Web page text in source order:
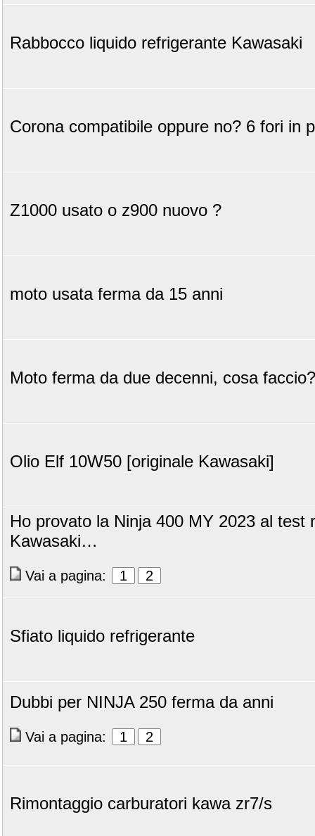
Rabbocco liquido refrigerante Kawasaki
Corona compatibile oppure no? 6 fori in
Z1000 usato o z900 nuovo ?
moto usata ferma da 15 anni
Moto ferma da due decenni, cosa faccio?
Olio Elf 10W50 [originale Kawasaki]
Ho provato la Ninja 400 MY 2023 al test
Kawasaki…
Vai a pagina: 1 2
Sfiato liquido refrigerante
Dubbi per NINJA 250 ferma da anni
Vai a pagina: 1 2
Rimontaggio carburatori kawa zr7/s